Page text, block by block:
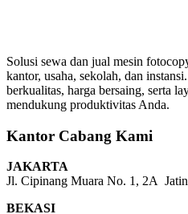
Solusi sewa dan jual mesin
kantor, usaha, sekolah, dan
berkualitas, harga bersaing, serta
mendukung produktivitas Anda.
Kantor Cabang Kami
JAKARTA
Jl. Cipinang Muara No. 1, 2A
BEKASI